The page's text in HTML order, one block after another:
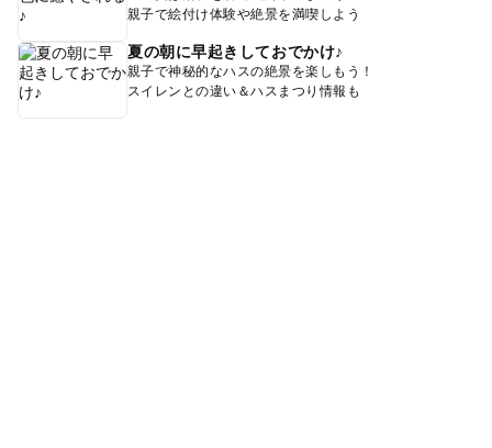
親子で絵付け体験や絶景を満喫しよう
夏の朝に早起きしておでかけ♪
親子で神秘的なハスの絶景を楽しもう！
スイレンとの違い＆ハスまつり情報も